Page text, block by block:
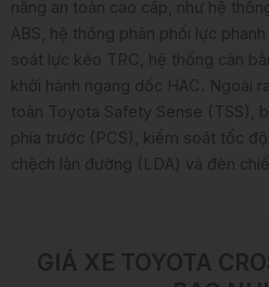
năng an toàn cao cấp, như hệ
ABS, hệ thống phân phối lực
soát lực kéo TRC, hệ thống cân
khởi hành ngang dốc HAC. Ngoài
toàn Toyota Safety Sense (TSS),
phía trước (PCS), kiểm soát tốc
chệch làn đường (LDA) và đèn
GIÁ XE TOYOTA